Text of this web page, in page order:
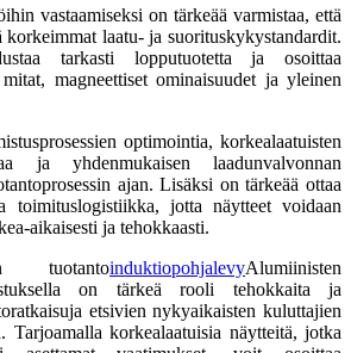
vastaamiseksi on tärkeää varmistaa, että
korkeimmat laatu- ja suorituskykystandardit.
tarkasti lopputuotetta ja osoittaa
magneettiset ominaisuudet ja yleinen
optimointia, korkealaatuisten
ja yhdenmukaisen laadunvalvonnan
ajan. Lisäksi on tärkeää ottaa
toimituslogistiikka, jotta näytteet voidaan
aikaisesti ja tehokkaasti.
tuotantoinduktiopohjalevyAlumiinisten
on tärkeä rooli tehokkaita ja
etsivien nykyaikaisten kuluttajien
Tarjoamalla korkealaatuisia näytteitä, jotka